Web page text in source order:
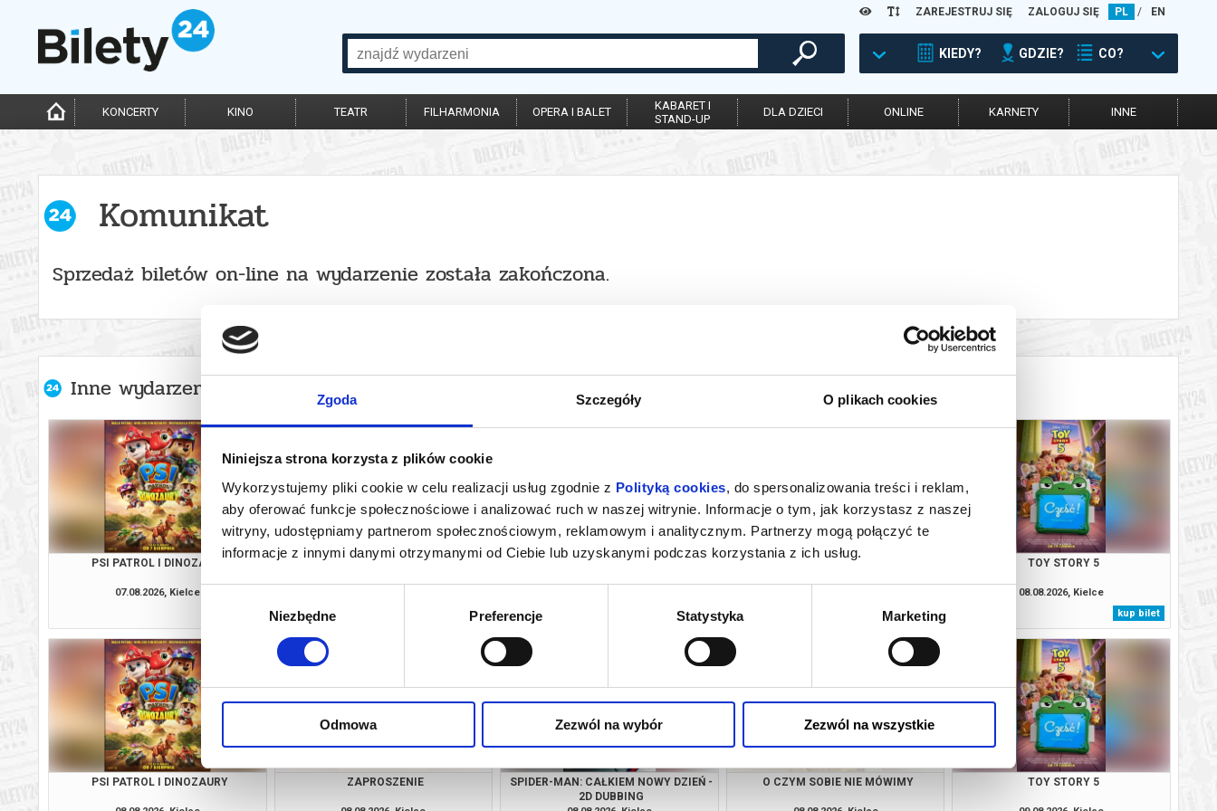
Zgoda Szczegóły O plikach cookies
Niniejsza strona korzysta z plików cookie
Wykorzystujemy pliki cookie w celu realizacji usług zgodnie z Polityką cookies, do spersonalizowania treści i reklam,
aby oferować funkcje społecznościowe i analizować ruch w naszej witrynie. Informacje o tym, jak korzystasz z naszej
witryny, udostępniamy partnerom społecznościowym, reklamowym i analitycznym. Partnerzy mogą połączyć te
informacje z innymi danymi otrzymanymi od Ciebie lub uzyskanymi podczas korzystania z ich usług.
Niezbędne Preferencje Statystyka Marketing
Odmowa Zezwól na wybór Zezwól na wszystkie
ZAREJESTRUJ SIĘ ZALOGUJ SIĘ PL / EN
KIEDY? GDZIE? CO?
KONCERTY KINO TEATR FILHARMONIA OPERA I BALET
KABARET I
STAND-UP
DLA DZIECI ONLINE KARNETY INNE
Komunikat
Sprzedaż biletów on-line na wydarzenie została zakończona.
Inne wydarzenia organizatora
PSI PATROL I DINOZAURY
07.08.2026, Kielce
ZAPROSZENIE
kup bilet
SPIDER-MAN: CAŁKIEM NOWY DZIEŃ -
kup bilet
O CZYM SOBIE NIE MÓWIMY
kup bilet
TOY STORY 5
08.08.2026, Kielce
kup bilet
PSI PATROL I DINOZAURY ZAPROSZENIE
SPIDER-MAN: CAŁKIEM NOWY DZIEŃ -
2D DUBBING
O CZYM SOBIE NIE MÓWIMY TOY STORY 5